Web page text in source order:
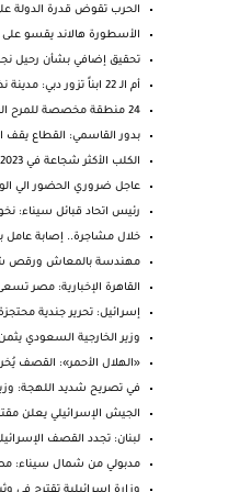
الحرب تقوض قدرة الدولة
الأسطورة هالاند يقسو على
تحقيق إضافي بشأن رحيل
أم الـ 22 ابناً تزور دبي: مدينة نظيفة بصورة لا تصدق
24 منطقة مخصصة للمرح الرياضي «دي بي ورلد كايت بيتش...
بدور القاسمي: القطاع يقف
الكلب الأكثر شجاعة في 2023.. «أخان» تركمانستان
عاجل ضروري الحضور الي
رئيس اتحاد قبائل سيناء:
خلال مشاجرة.. إصابة عامل
مهندسة بالمعاش ورقص
القاهرة الإخبارية: مصر تسعى لدخول 100
إسرائيل: تحرير جندية
وزير الخارجية السعودي
«الهلال الأحمر»: القصف
في تصريح شديد اللهجة:
الجيش الإسرائيلي يعلن
لبنان: تجدد القصف
مدبولي من شمال سيناء: